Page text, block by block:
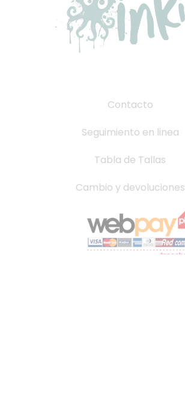
Contacto
Seguimiento en linea
Tabla de Tallas
Cambio y devoluciones